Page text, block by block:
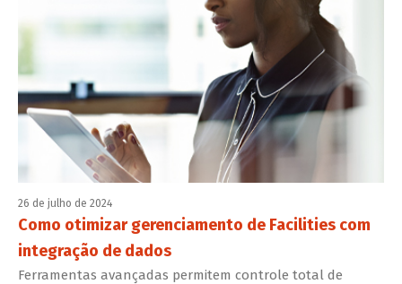
26 de julho de 2024
Como otimizar gerenciamento de Facilities com
integração de dados
Ferramentas avançadas permitem controle total de